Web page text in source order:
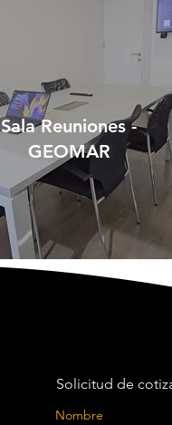
Sala Reuniones -
GEOMAR
Solicitud de
Nombre